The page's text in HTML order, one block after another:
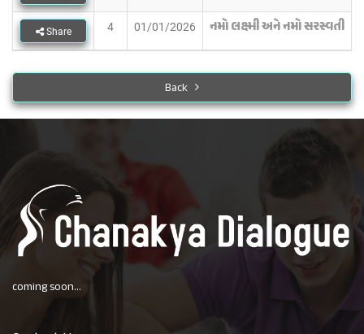
Share 4 01/01/2026 નમો લક્ષ્મી અને નમો સરસ્વતી
Back
coming soon...